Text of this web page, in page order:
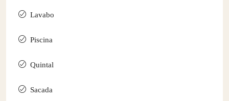
Lavabo
Piscina
Quintal
Sacada